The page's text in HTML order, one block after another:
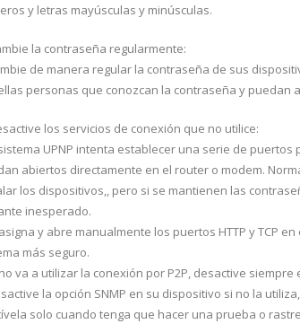
y letras mayúsculas y minúsculas.
la contraseña regularmente:
de manera regular la contraseña de sus
personas que conozcan la contraseña y puedan
los servicios de conexión que no utilice:
UPNP intenta establecer una serie de
abiertos directamente en el router o modem.
los dispositivos,, pero si se mantienen las
inesperado.
y abre manualmente los puertos HTTP y TCP
más seguro.
va a utilizar la conexión por P2P, desactive siempre
la opción SNMP en su dispositivo si no la
solo cuando tenga que hacer una prueba o